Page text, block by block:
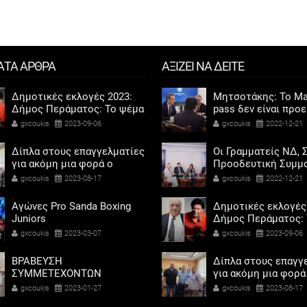
ΑΡΘΡΑ
Δημοτικές εκλογές 2023:
Δήμος Περάματος: Το ψέμα
τελικά έχει κοντά ποδάρια
gxcoukis 2023-09-06
Δίπλα στους επαγγελματίες
για ακόμη μια φορά ο
Αντιδήμαρχος προσόδων
Καψοκόλης
gxcoukis 2023-08-17
Αγώνες Pro Sanda Boxing
Juniors
gxcoukis 2023-03-07
ΒΡΑΒΕΥΣΗ
ΣΥΜΜΕΤΕΧΟΝΤΩΝ
ΣΧΟΛΕΙΩΝ ΣΤΟΝ ΤΟΠΙΚΟ
gxcoukis 2023-01-27
ΑΞΙΖΕΙ ΝΑ ΔΕΙΤΕ
Μητσοτάκης: Το
pass δεν είναι
αντίδωρο -
gxcoukis 2022-12-21
Οι Γραμματείς ΝΔ,
Προοδευτική
ΠΑΣΟΚ - Κίνημα
των γυναικών στην
πολιτική
gxcoukis 2022-12-21
Δημοτικές
Δήμος Περάματος:
τελικά έχει κοντά
gxcoukis 2023-09-06
Δίπλα στους
για ακόμη μια
Αντιδήμαρχος
gxcoukis 2023-08-17